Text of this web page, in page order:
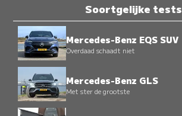
Soortgelijke tests
Mercedes-Benz EQS SUV
Overdaad schaadt niet
Mercedes-Benz GLS
Met ster de grootste